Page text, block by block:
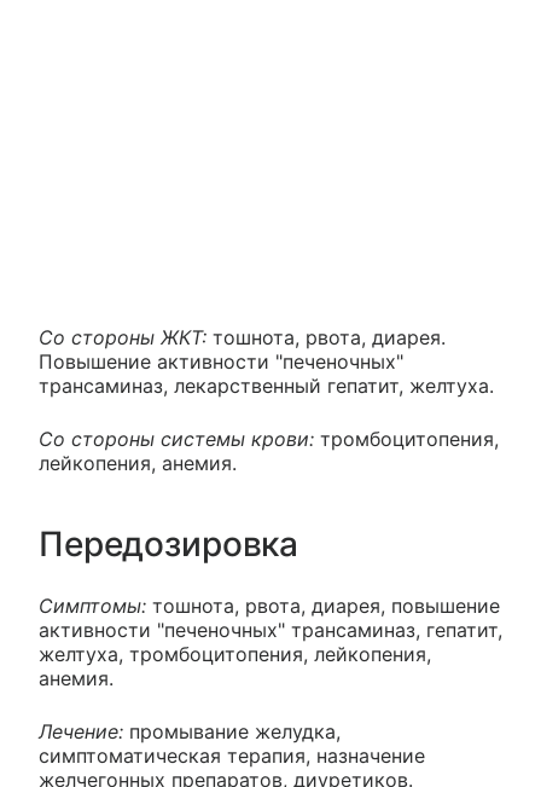
Со стороны ЖКТ: тошнота, рвота, диарея.
Повышение активности "печеночных"
трансаминаз, лекарственный гепатит, желтуха.
Со стороны системы крови: тромбоцитопения,
лейкопения, анемия.
Передозировка
Симптомы: тошнота, рвота, диарея, повышение
активности "печеночных" трансаминаз, гепатит,
желтуха, тромбоцитопения, лейкопения,
анемия.
Лечение: промывание желудка,
симптоматическая терапия, назначение
желчегонных препаратов, диуретиков.